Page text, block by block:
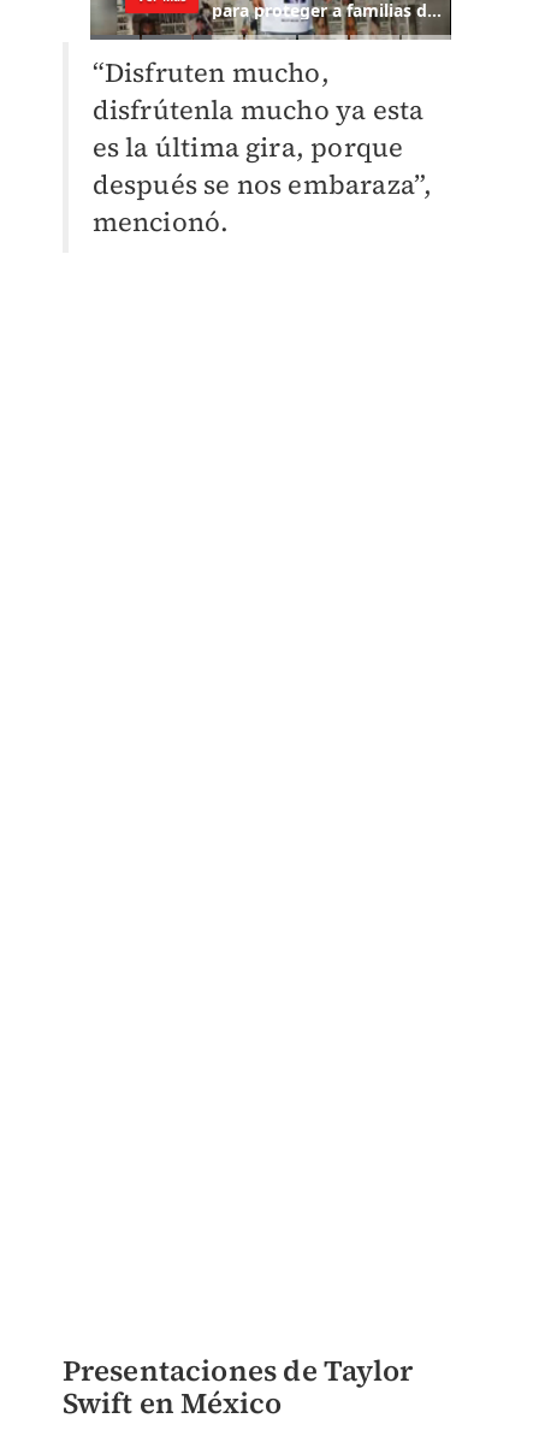
“Disfruten mucho,
disfrútenla mucho ya esta
es la última gira, porque
después se nos embaraza”,
mencionó.
Presentaciones de Taylor
Swift en México